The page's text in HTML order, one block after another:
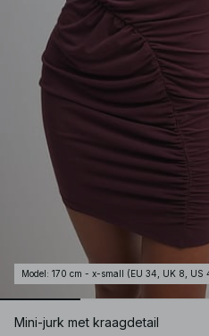
Model : 170 cm - x-small (EU 34, UK 8, US
Mini-jurk met kraagdetail